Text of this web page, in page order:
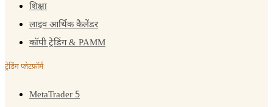
शिक्षा
लाइव आर्थिक कैलेंडर
कॉपी ट्रेडिंग & PAMM
ट्रेडिंग प्लेटफ़ॉर्म
MetaTrader 5